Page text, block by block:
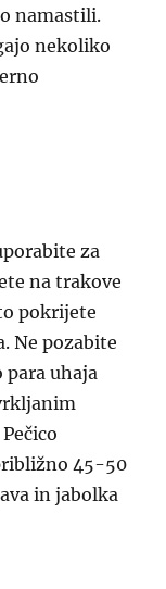
namastili.
nekoliko
za
na trakove
pokrijete
Ne pozabite
para uhaja
45-50
in jabolka